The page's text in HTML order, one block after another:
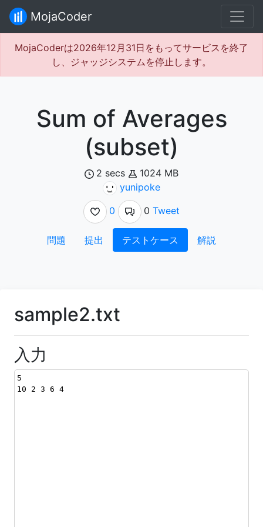
MojaCoder
MojaCoderは2026年12月31日をもってサービスを終了
し、ジャッジシステムを停止します。
Sum of Averages
(subset)
2 secs
1024 MB
yunipoke
0
0 Tweet
問題 提出 テストケース 解説
sample2.txt
入力
5
10 2 3 6 4